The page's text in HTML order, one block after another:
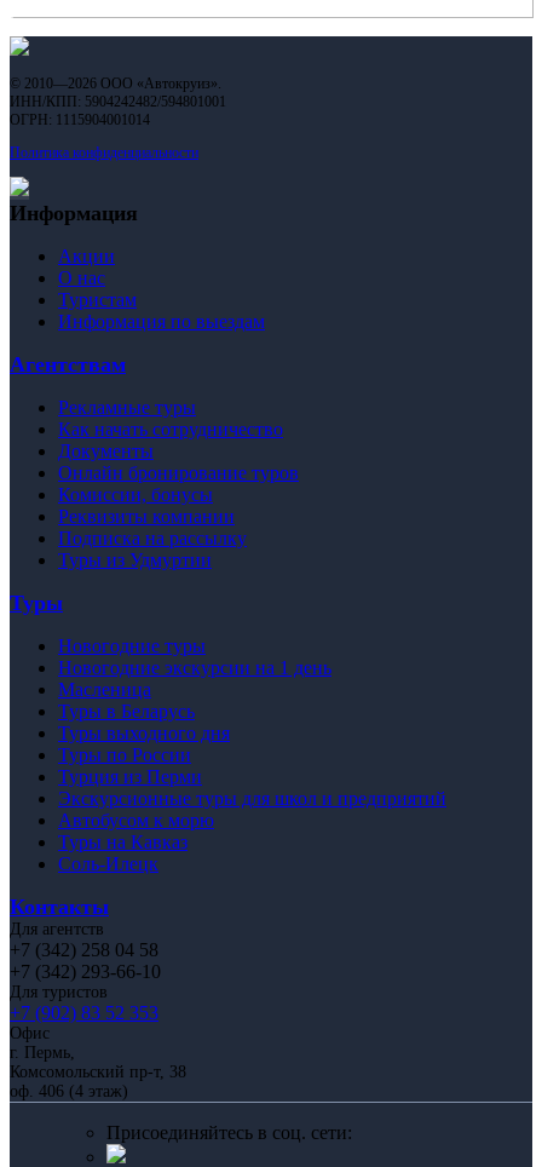
© 2010—2026 ООО «Автокруиз».
ИНН/КПП: 5904242482/594801001
ОГРН: 1115904001014
Политика конфиденциальности
Информация
Акции
О нас
Туристам
Информация по выездам
Агентствам
Рекламные туры
Как начать сотрудничество
Документы
Онлайн бронирование туров
Комиссии, бонусы
Реквизиты компании
Подписка на рассылку
Туры из Удмуртии
Туры
Новогодние туры
Новогодние экскурсии на 1 день
Масленица
Туры в Беларусь
Туры выходного дня
Туры по России
Турция из Перми
Экскурсионные туры для школ и предприятий
Автобусом к морю
Туры на Кавказ
Соль-Илецк
Контакты
Для агентств
+7 (342) 258 04 58
+7 (342) 293-66-10
Для туристов
+7 (902) 83 52 353
Офис
г. Пермь,
Комсомольский пр-т, 38
оф. 406 (4 этаж)
Присоединяйтесь в соц. сети: